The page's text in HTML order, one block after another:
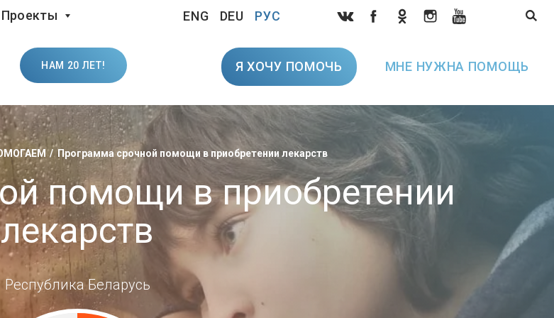
Проекты ENG DEU РУС
НАМ 20 ЛЕТ! Я ХОЧУ ПОМОЧЬ МНЕ НУЖНА ПОМОЩЬ
Программа срочной помощи в приобретении лекарств
помощи в приобретении
лекарств
Республика Беларусь